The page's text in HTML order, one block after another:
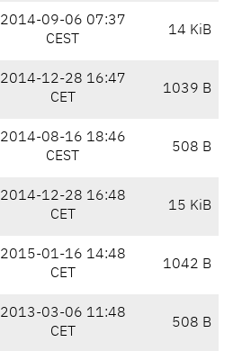
2014-09-06 07:37
CEST
14 KiB
2014-12-28 16:47
CET
1039 B
2014-08-16 18:46
CEST
508 B
2014-12-28 16:48
CET
15 KiB
2015-01-16 14:48
CET
1042 B
2013-03-06 11:48
CET
508 B